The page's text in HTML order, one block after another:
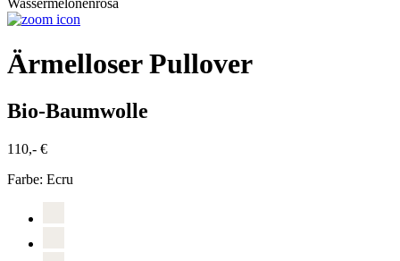
Ärmelloser Pullover
Bio-Baumwolle
110,- €
Farbe: Ecru